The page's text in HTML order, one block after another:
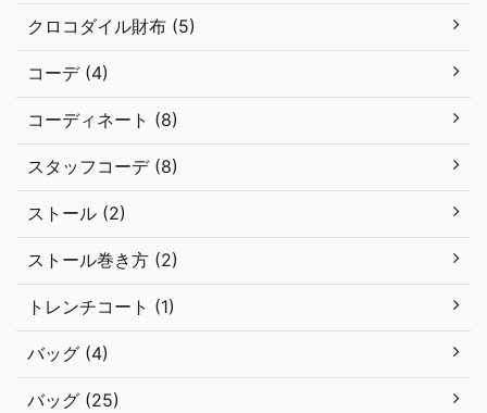
クロコダイル財布 (5)
コーデ (4)
コーディネート (8)
スタッフコーデ (8)
ストール (2)
ストール巻き方 (2)
トレンチコート (1)
バッグ (4)
バッグ (25)